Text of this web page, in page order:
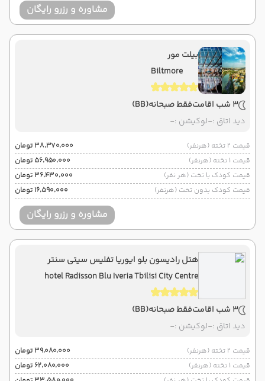
مشاوره و رزرو رایگان
بیلت مور
Biltmore
3 شب اقامت فقط صبحانه(BB)
دید اتاق :-لوکیشن :-
قیمت 2 تخته (هرنفر)
۳۸٬۳۷۰٬۰۰۰ تومان
قیمت 1 تخته (هرنفر)
۵۶٬۹۵۰٬۰۰۰ تومان
قیمت کودک با تخت (هر نفر)
۳۶٬۴۳۰٬۰۰۰ تومان
قیمت کودک بدون تخت (هرنفر)
۱۶٬۵۹۰٬۰۰۰ تومان
مشاوره و رزرو رایگان
هتل رادیسون بلو ایوریا تفلیس سیتی سنتر
hotel Radisson Blu Iveria Tbilisi City Centre
3 شب اقامت فقط صبحانه(BB)
دید اتاق :-لوکیشن :-
قیمت 2 تخته (هرنفر)
۳۹٬۰۸۰٬۰۰۰ تومان
قیمت 1 تخته (هرنفر)
۶۲٬۰۸۰٬۰۰۰ تومان